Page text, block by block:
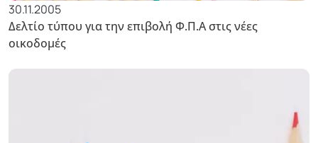
30.11.2005
Δελτίο τύπου για την επιβολή Φ.Π.Α στις νέες
οικοδομές